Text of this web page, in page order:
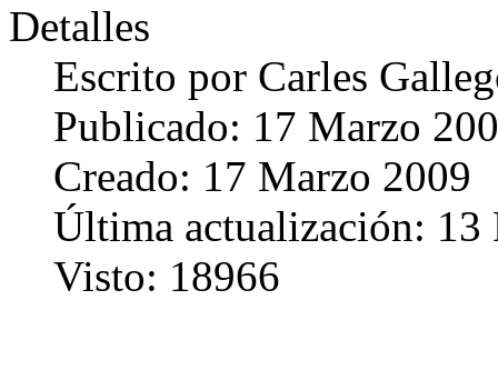
Detalles
Escrito por Carles
Publicado: 17 Marzo
Creado: 17 Marzo 2009
Última actualización: 13
Visto: 18966